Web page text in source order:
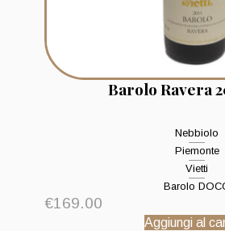
Barolo Ravera
Nebbiolo
Piemonte
Vietti
Barolo
€169.00
Aggiungi al